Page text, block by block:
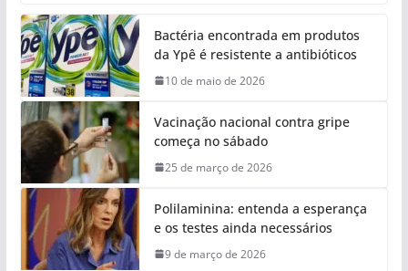
Bactéria encontrada em produtos
da Ypê é resistente a antibióticos
10 de maio de 2026
Vacinação nacional contra gripe
começa no sábado
25 de março de 2026
Polilaminina: entenda a esperança
e os testes ainda necessários
9 de março de 2026